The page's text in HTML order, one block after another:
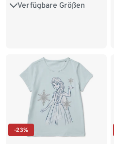
Verfügbare Größen
86/92 98/104
-23%